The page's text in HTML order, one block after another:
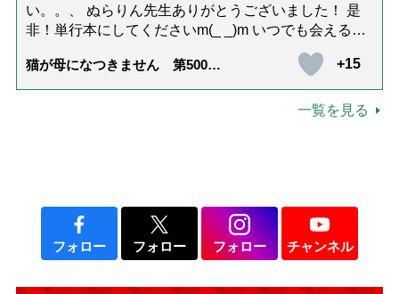
い。。、 ぬらりん先生ありがとうございました！ 是
非！単行本にしてくださいm(_ _)m いつでも会える様
猫が母になつきません 第500話
+15
一覧を見る
フォロー フォロー フォロー チャンネル